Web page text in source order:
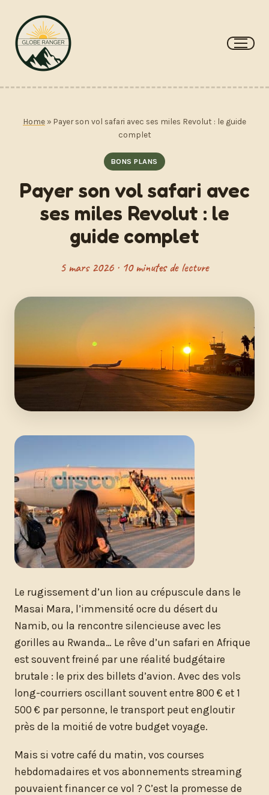
contenu
Home » Payer son vol safari avec ses miles Revolut : le guide
complet
BONS PLANS
Payer son vol safari avec
ses miles Revolut : le
guide complet
5 mars 2026 · 10 minutes de lecture
Le rugissement d’un lion au crépuscule dans le
Masai Mara, l’immensité ocre du désert du
Namib, ou la rencontre silencieuse avec les
gorilles au Rwanda… Le rêve d’un safari en Afrique
est souvent freiné par une réalité budgétaire
brutale : le prix des billets d’avion. Avec des vols
long-courriers oscillant souvent entre 800 € et 1
500 € par personne, le transport peut engloutir
près de la moitié de votre budget voyage.
Mais si votre café du matin, vos courses
hebdomadaires et vos abonnements streaming
pouvaient financer ce vol ? C’est la promesse de